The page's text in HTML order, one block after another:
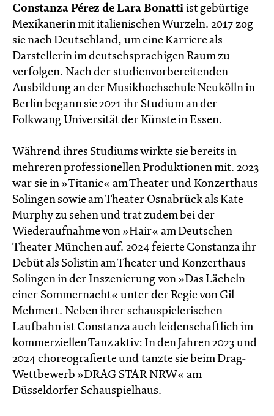
Constanza Pérez de Lara Bonatti ist gebürtige
Mexikanerin mit italienischen Wurzeln. 2017 zog
sie nach Deutschland, um eine Karriere als
Darstellerin im deutschsprachigen Raum zu
verfolgen. Nach der studienvorbereitenden
Ausbildung an der Musikhochschule Neukölln in
Berlin begann sie 2021 ihr Studium an der
Folkwang Universität der Künste in Essen.
Während ihres Studiums wirkte sie bereits in
mehreren professionellen Produktionen mit. 2023
war sie in »Titanic« am Theater und Konzerthaus
Solingen sowie am Theater Osnabrück als Kate
Murphy zu sehen und trat zudem bei der
Wiederaufnahme von »Hair« am Deutschen
Theater München auf. 2024 feierte Constanza ihr
Debüt als Solistin am Theater und Konzerthaus
Solingen in der Inszenierung von »Das Lächeln
einer Sommernacht« unter der Regie von Gil
Mehmert. Neben ihrer schauspielerischen
Laufbahn ist Constanza auch leidenschaftlich im
kommerziellen Tanz aktiv: In den Jahren 2023 und
2024 choreografierte und tanzte sie beim Drag-
Wettbewerb »DRAG STAR NRW« am
Düsseldorfer Schauspielhaus.